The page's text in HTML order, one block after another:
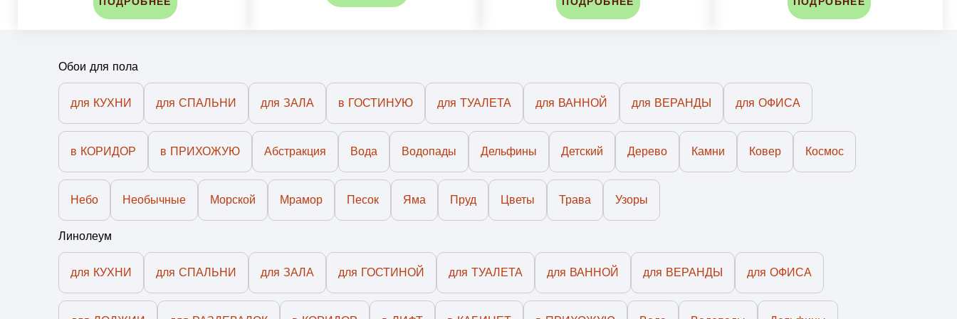
Обои для пола
для КУХНИ для СПАЛЬНИ для ЗАЛА в ГОСТИНУЮ для ТУАЛЕТА для ВАННОЙ для ВЕРАНДЫ для ОФИСА
в КОРИДОР в ПРИХОЖУЮ Абстракция Вода Водопады Дельфины Детский Дерево Камни Ковер Космос
Небо Необычные Морской Мрамор Песок Яма Пруд Цветы Трава Узоры
Линолеум
для КУХНИ для СПАЛЬНИ для ЗАЛА для ГОСТИНОЙ для ТУАЛЕТА для ВАННОЙ для ВЕРАНДЫ для ОФИСА